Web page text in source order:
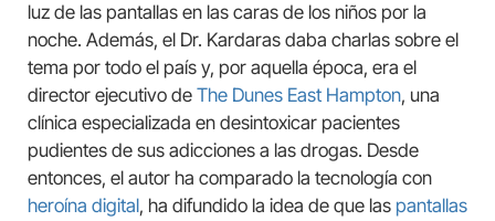
luz de las pantallas en las caras de los niños por la
noche. Además, el Dr. Kardaras daba charlas sobre el
tema por todo el país y, por aquella época, era el
director ejecutivo de The Dunes East Hampton, una
clínica especializada en desintoxicar pacientes
pudientes de sus adicciones a las drogas. Desde
entonces, el autor ha comparado la tecnología con
heroína digital, ha difundido la idea de que las pantallas